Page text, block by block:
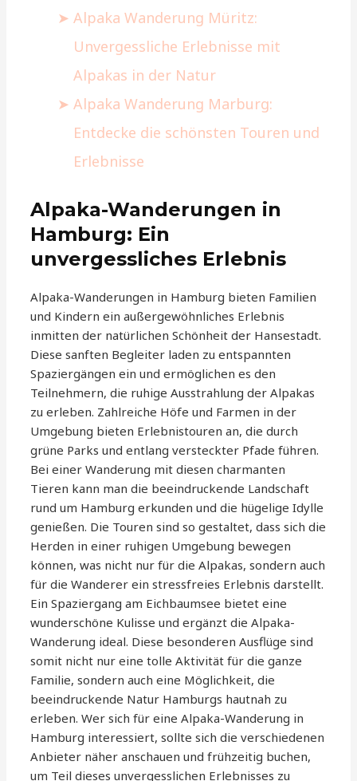
Alpaka Wanderung Müritz:
Unvergessliche Erlebnisse mit
Alpakas in der Natur
Alpaka Wanderung Marburg:
Entdecke die schönsten Touren und
Erlebnisse
Alpaka-Wanderungen in
Hamburg: Ein
unvergessliches Erlebnis
Alpaka-Wanderungen in Hamburg bieten Familien
und Kindern ein außergewöhnliches Erlebnis
inmitten der natürlichen Schönheit der Hansestadt.
Diese sanften Begleiter laden zu entspannten
Spaziergängen ein und ermöglichen es den
Teilnehmern, die ruhige Ausstrahlung der Alpakas
zu erleben. Zahlreiche Höfe und Farmen in der
Umgebung bieten Erlebnistouren an, die durch
grüne Parks und entlang versteckter Pfade führen.
Bei einer Wanderung mit diesen charmanten
Tieren kann man die beeindruckende Landschaft
rund um Hamburg erkunden und die hügelige Idylle
genießen. Die Touren sind so gestaltet, dass sich die
Herden in einer ruhigen Umgebung bewegen
können, was nicht nur für die Alpakas, sondern auch
für die Wanderer ein stressfreies Erlebnis darstellt.
Ein Spaziergang am Eichbaumsee bietet eine
wunderschöne Kulisse und ergänzt die Alpaka-
Wanderung ideal. Diese besonderen Ausflüge sind
somit nicht nur eine tolle Aktivität für die ganze
Familie, sondern auch eine Möglichkeit, die
beeindruckende Natur Hamburgs hautnah zu
erleben. Wer sich für eine Alpaka-Wanderung in
Hamburg interessiert, sollte sich die verschiedenen
Anbieter näher anschauen und frühzeitig buchen,
um Teil dieses unvergesslichen Erlebnisses zu